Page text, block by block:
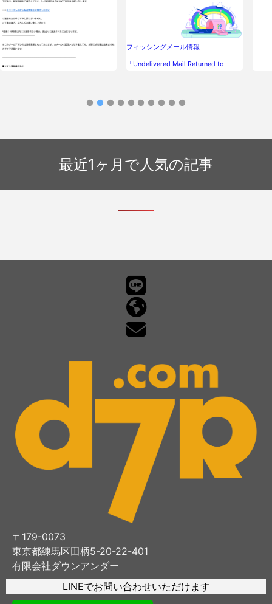
フィッシングメール情報
「Undelivered Mail Returned to
イデ
最近1ヶ月で人気の記事
〒179-0073
東京都練馬区田柄5-20-22-401
有限会社ダウンアンダー
LINEでお問い合わせいただけます